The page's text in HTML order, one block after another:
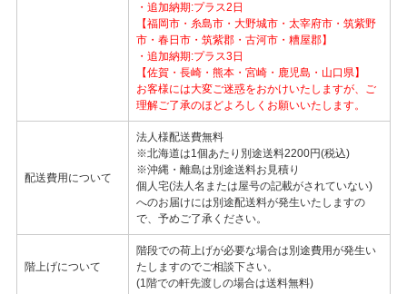
・追加納期:プラス2日
【福岡市・糸島市・大野城市・太宰府市・筑紫野
市・春日市・筑紫郡・古河市・糟屋郡】
・追加納期:プラス3日
【佐賀・長崎・熊本・宮崎・鹿児島・山口県】
お客様には大変ご迷惑をおかけいたしますが、ご
理解ご了承のほどよろしくお願いいたします。
配送費用について
法人様配送費無料
※北海道は1個あたり別途送料2200円(税込)
※沖縄・離島は別途送料お見積り
個人宅(法人名または屋号の記載がされていない)
へのお届けには別途配送料が発生いたしますの
で、予めご了承ください。
階上げについて
階段での荷上げが必要な場合は別途費用が発生い
たしますのでご相談下さい。
(1階での軒先渡しの場合は送料無料)